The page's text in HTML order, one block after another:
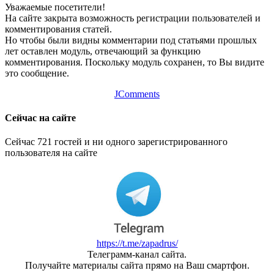
Уважаемые посетители!
На сайте закрыта возможность регистрации пользователей и
комментирования статей.
Но чтобы были видны комментарии под статьями прошлых
лет оставлен модуль, отвечающий за функцию
комментирования. Поскольку модуль сохранен, то Вы видите
это сообщение.
JComments
Сейчас на сайте
Сейчас 721 гостей и ни одного зарегистрированного
пользователя на сайте
https://t.me/zapadrus/
Телеграмм-канал сайта.
Получайте материалы сайта прямо на Ваш смартфон.